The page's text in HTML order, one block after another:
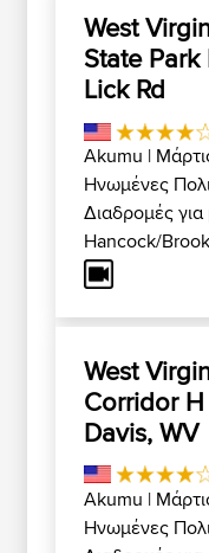
West
State Park
Lick Rd
Akumu |
Ηνωμένες
Διαδρομές
Hancock/
West
Corridor
Davis, WV
Akumu |
Ηνωμένες